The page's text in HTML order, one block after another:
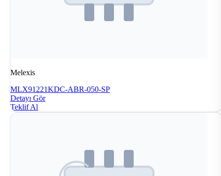
Melexis
MLX91221KDC-ABR-050-SP
Detayı Gör
Teklif Al